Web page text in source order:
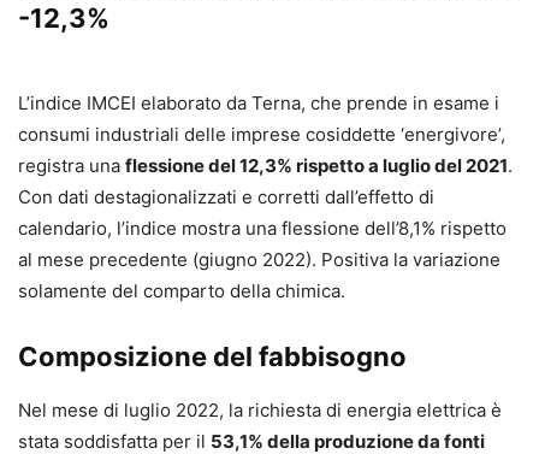
-12,3%
L’indice IMCEI elaborato da Terna, che prende in esame i
consumi industriali delle imprese cosiddette ‘energivore’,
registra una flessione del 12,3% rispetto a luglio del 2021.
Con dati destagionalizzati e corretti dall’effetto di
calendario, l’indice mostra una flessione dell’8,1% rispetto
al mese precedente (giugno 2022). Positiva la variazione
solamente del comparto della chimica.
Composizione del fabbisogno
Nel mese di luglio 2022, la richiesta di energia elettrica è
stata soddisfatta per il 53,1% della produzione da fonti